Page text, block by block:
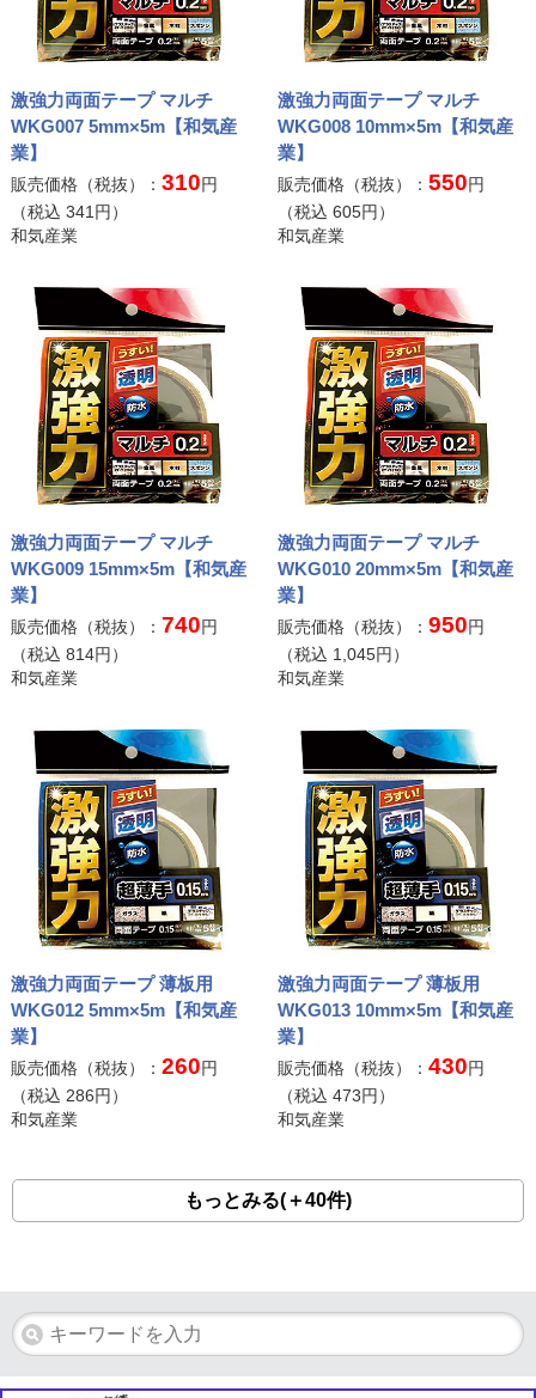
激強力両面テープ マルチ
WKG007 5mm×5m【和気産
業】
販売価格（税抜）： 310円
（税込 341円）
和気産業
激強力両面テープ マルチ
WKG008 10mm×5m【和気産
業】
販売価格（税抜）：550円
（税込605円）
和気産業
激強力両面テープ マルチ
WKG009 15mm×5m【和気産
業】
販売価格（税抜）： 740円
（税込 814円）
和気産業
激強力両面テープ マルチ
WKG010 20mm×5m【和気産
業】
販売価格（税抜）：950円
（税込 1,045円）
和気産業
激強力両面テープ 薄板用
WKG012 5mm×5m【和気産
業】
販売価格（税抜）： 260円
（税込 286円）
和気産業
激強力両面テープ 薄板用
WKG013 10mm×5m【和気産
業】
販売価格（税抜）：430円
（税込473円）
和気産業
もっとみる(＋40件)